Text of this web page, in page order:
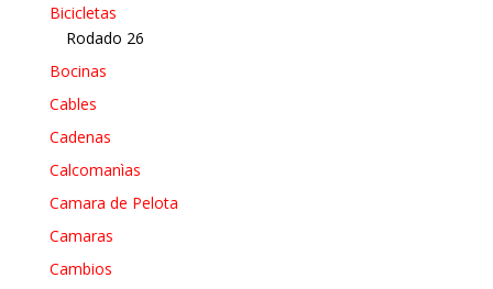
Bicicletas
Rodado 26
Bocinas
Cables
Cadenas
Calcomanìas
Camara de Pelota
Camaras
Cambios